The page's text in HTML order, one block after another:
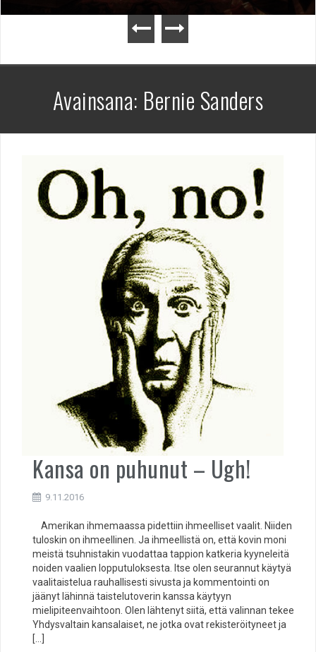
Avainsana: Bernie Sanders
Kansa on puhunut – Ugh!
9.11.2016
Amerikan ihmemaassa pidettiin ihmeelliset vaalit. Niiden
tuloskin on ihmeellinen. Ja ihmeellistä on, että kovin moni
meistä tsuhnistakin vuodattaa tappion katkeria kyyneleitä
noiden vaalien lopputuloksesta. Itse olen seurannut käytyä
vaalitaistelua rauhallisesti sivusta ja kommentointi on
jäänyt lähinnä taistelutoverin kanssa käytyyn
mielipiteenvaihtoon. Olen lähtenyt siitä, että valinnan tekee
Yhdysvaltain kansalaiset, ne jotka ovat rekisteröityneet ja
[…]